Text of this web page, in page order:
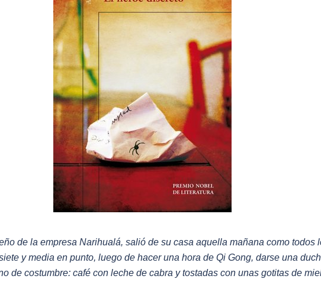
de la empresa Narihualá, salió de su casa aquella mañana como todos
y media en punto, luego de hacer una hora de Qi Gong, darse una
de costumbre: café con leche de cabra y tostadas con unas gotitas de